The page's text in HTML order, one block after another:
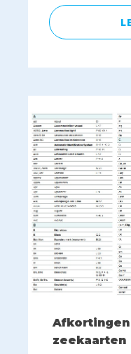
zeekaarten